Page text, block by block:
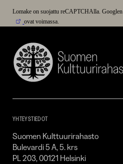
Lomake on suojattu reCAPTCHAlla. Googlen
ovat voimassa.
Suomen
Kulttuurirahasto
YHTEYSTIEDOT
Suomen Kulttuurirahasto
Bulevardi 5 A, 5. krs
PL 203, 00121 Helsinki